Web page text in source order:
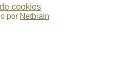
cookies
por Netbrain